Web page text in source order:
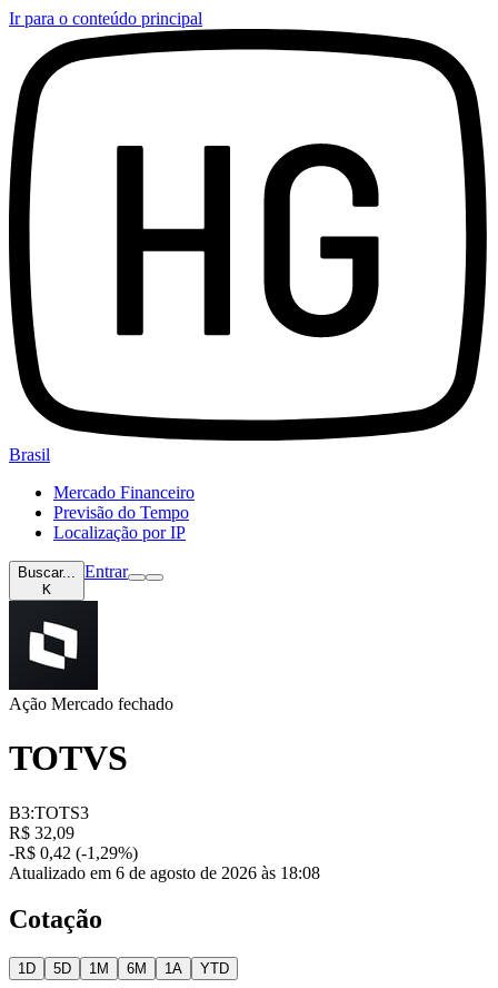
Ir para o conteúdo principal
Brasil
Mercado Financeiro
Previsão do Tempo
Localização por IP
Buscar...
K
Entrar
Ação Mercado fechado
TOTVS
B3:TOTS3
R$ 32,09
-R$ 0,42 (-1,29%)
Atualizado em 6 de agosto de 2026 às 18:08
Cotação
1D 5D 1M 6M 1A YTD